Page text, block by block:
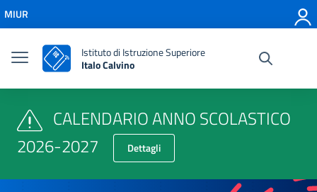
Vai al menu di navigazione
Vai al footer
MIUR
Istituto di Istruzione Superiore
Italo Calvino
CALENDARIO ANNO SCOLASTICO
2026-2027
Dettagli